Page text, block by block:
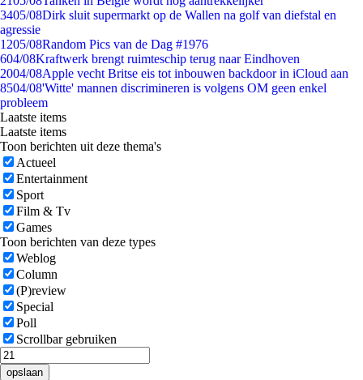
3405/08Dirk sluit supermarkt op de Wallen na golf van diefstal en
agressie
1205/08Random Pics van de Dag #1976
604/08Kraftwerk brengt ruimteschip terug naar Eindhoven
2004/08Apple vecht Britse eis tot inbouwen backdoor in iCloud aan
8504/08'Witte' mannen discrimineren is volgens OM geen enkel
probleem
Laatste items
Laatste items
Toon berichten uit deze thema's
Actueel
Entertainment
Sport
Film & Tv
Games
Toon berichten van deze types
Weblog
Column
(P)review
Special
Poll
Scrollbar gebruiken
opslaan